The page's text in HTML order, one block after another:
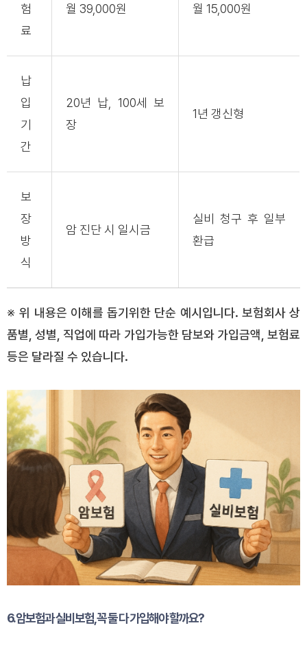
험
료
월 39,000원 월 15,000원
납
입
기
간
20년 납, 100세 보
장
1년 갱신형
보
장
방
식
암 진단 시 일시금
실비 청구 후 일부
환급
※ 위 내용은 이해를 돕기위한 단순 예시입니다. 보험회사 상
품별, 성별, 직업에 따라 가입가능한 담보와 가입금액, 보험료
등은 달라질 수 있습니다.
6. 암보험과 실비보험, 꼭 둘 다 가입해야 할까요?